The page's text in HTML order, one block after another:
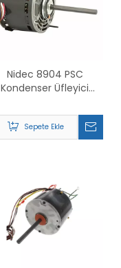
Nidec 8904 PSC
Kondenser Üfleyici
Sepete Ekle